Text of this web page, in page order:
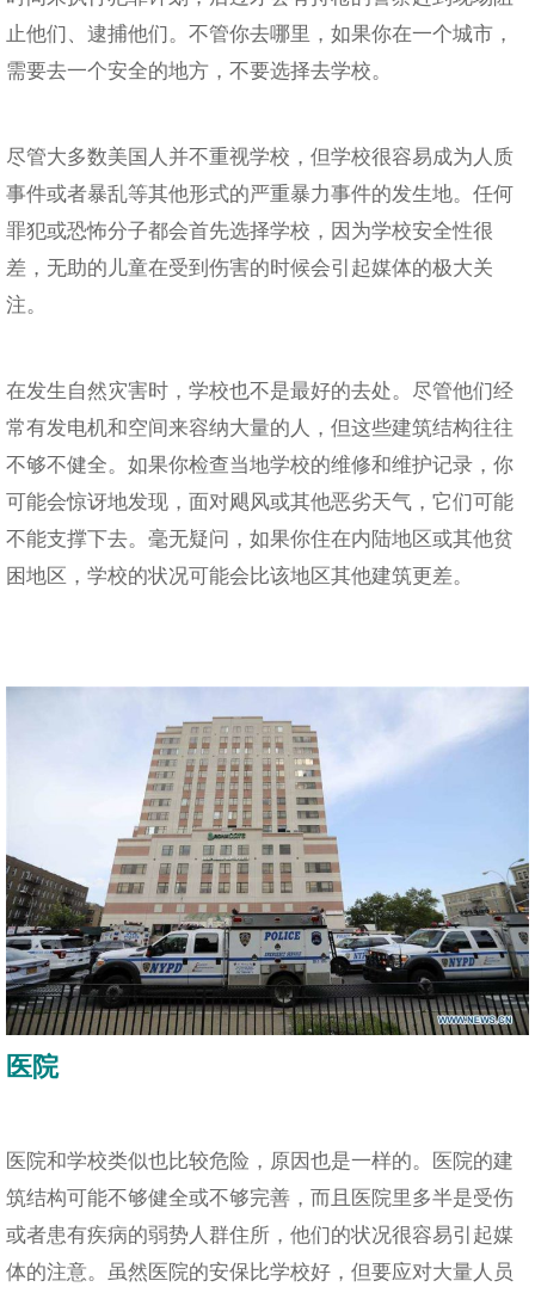
止他们、逮捕他们。不管你去哪里，如果你在一个城市，
需要去一个安全的地方，不要选择去学校。
尽管大多数美国人并不重视学校，但学校很容易成为人质
事件或者暴乱等其他形式的严重暴力事件的发生地。任何
罪犯或恐怖分子都会首先选择学校，因为学校安全性很
差，无助的儿童在受到伤害的时候会引起媒体的极大关
注。
在发生自然灾害时，学校也不是最好的去处。尽管他们经
常有发电机和空间来容纳大量的人，但这些建筑结构往往
不够不健全。如果你检查当地学校的维修和维护记录，你
可能会惊讶地发现，面对飓风或其他恶劣天气，它们可能
不能支撑下去。毫无疑问，如果你住在内陆地区或其他贫
困地区，学校的状况可能会比该地区其他建筑更差。
医院
医院和学校类似也比较危险，原因也是一样的。医院的建
筑结构可能不够健全或不够完善，而且医院里多半是受伤
或者患有疾病的弱势人群住所，他们的状况很容易引起媒
体的注意。虽然医院的安保比学校好，但要应对大量人员